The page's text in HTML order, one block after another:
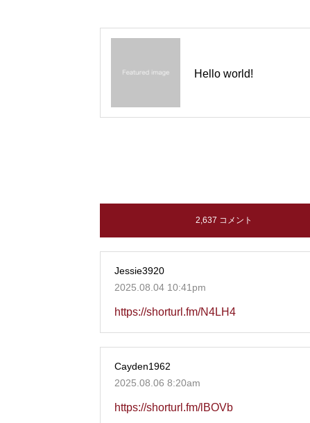
Hello world!
2,637 コメント
Jessie3920
2025.08.04 10:41pm
https://shorturl.fm/N4LH4
Cayden1962
2025.08.06 8:20am
https://shorturl.fm/lBOVb